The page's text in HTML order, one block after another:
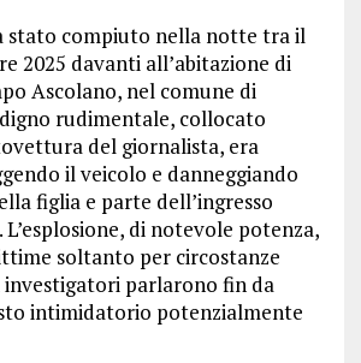
stato compiuto nella notte tra il
2025 davanti all’abitazione di
Ascolano, nel comune di
rudimentale, collocato
del giornalista, era
il veicolo e danneggiando
figlia e parte dell’ingresso
L’esplosione, di notevole potenza,
soltanto per circostanze
parlarono fin da
intimidatorio potenzialmente